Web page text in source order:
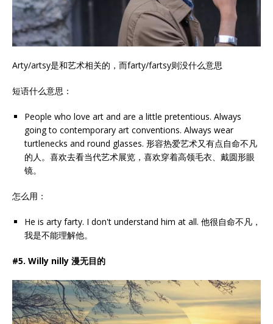
Arty/artsy是和艺术相关的，而farty/fartsy则没什么意思
短语什么意思：
People who love art and are a little pretentious. Always
going to contemporary art conventions. Always wear
turtlenecks and round glasses. 形容热爱艺术又有点自命不凡
的人。喜欢去看当代艺术展览，喜欢穿着高领毛衣、戴圆形眼
镜。
怎么用：
He is arty farty. I don't understand him at all. 他很自命不凡，
我是不能理解他。
#5. Willy nilly 漫无目的